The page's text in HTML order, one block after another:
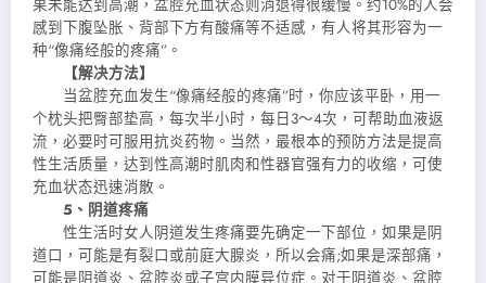
果未能达到高潮，盆腔充血状态则消退得很缓慢。约10%的人会
感到下腹坠胀、背部下方有酸痛等不适感，有人将其形容为一
种“像痛经般的疼痛”。
【解决方法】
当盆腔充血发生“像痛经般的疼痛”时，你应该平卧，用一
个枕头把臀部垫高，每次半小时，每日3～4次，可帮助血液返
流，必要时可服用抗炎药物。当然，最根本的预防方法是提高
性生活质量，达到性高潮时肌肉和性器官强有力的收缩，可使
充血状态迅速消散。
5、阴道疼痛
性生活时女人阴道发生疼痛要先确定一下部位，如果是阴
道口，可能是有裂口或前庭大腺炎，所以会痛;如果是深部痛，
可能是阴道炎、盆腔炎或子宫内膜异位症。对于阴道炎、盆腔